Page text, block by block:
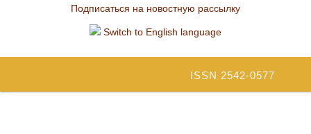
Подписаться на новостную рассылку
Switch to English language
ISSN 2542-0577